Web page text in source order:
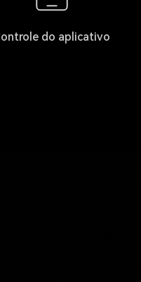
do aplicativo